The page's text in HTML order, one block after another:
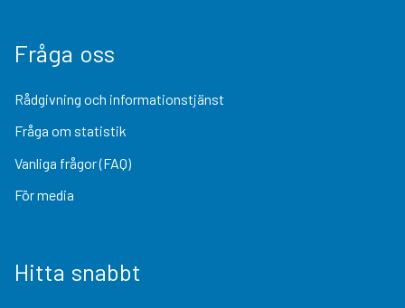
Fråga oss
Rådgivning och informationstjänst
Fråga om statistik
Vanliga frågor (FAQ)
För media
Hitta snabbt